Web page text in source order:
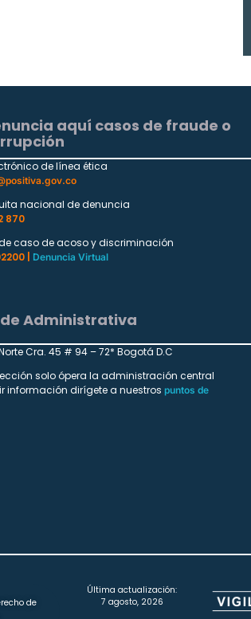
aquí casos de fraude o
de línea ética
nacional de denuncia
870
caso de acoso y discriminación
|
Denuncia Virtual
Administrativa
Cra. 45 # 94 – 72* Bogotá D.C
solo ópera la administración central
información dirígete a nuestros puntos de
de
Última actualización:
7 agosto, 2026